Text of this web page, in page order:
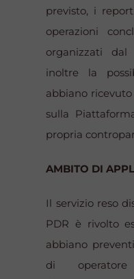
previsto, i
operazioni
organizzati dal
inoltre la
abbiano
sulla
propria
AMBITO DI
Il servizio reso
PDR è rivolto
abbiano
di operatore